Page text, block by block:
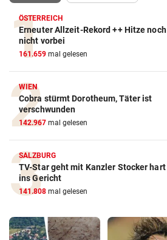
ÖSTERREICH
Erneuter Allzeit-Rekord ++ Hitze noch
nicht vorbei
161.659 mal gelesen
WIEN
Cobra stürmt Dorotheum, Täter ist
verschwunden
142.967 mal gelesen
SALZBURG
TV-Star geht mit Kanzler Stocker hart
ins Gericht
141.808 mal gelesen